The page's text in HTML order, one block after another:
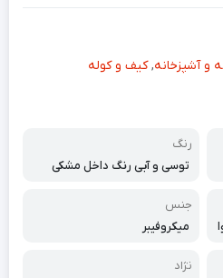
و آشپزخانه,کیف و کوله
رنگ
توسی و آبی رنگ داخل مشکی
جنس
میکروفیبر
نژاد